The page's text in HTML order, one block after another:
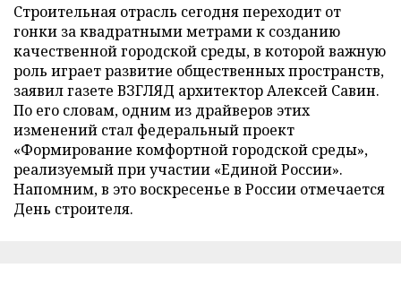
Строительная отрасль сегодня переходит от
гонки за квадратными метрами к созданию
качественной городской среды, в которой важную
роль играет развитие общественных пространств,
заявил газете ВЗГЛЯД архитектор Алексей Савин.
По его словам, одним из драйверов этих
изменений стал федеральный проект
«Формирование комфортной городской среды»,
реализуемый при участии «Единой России».
Напомним, в это воскресенье в России отмечается
День строителя.